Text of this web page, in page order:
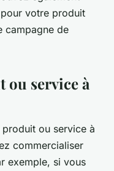
votre produit
campagne de
service à
ou service à
commercialiser
exemple, si vous